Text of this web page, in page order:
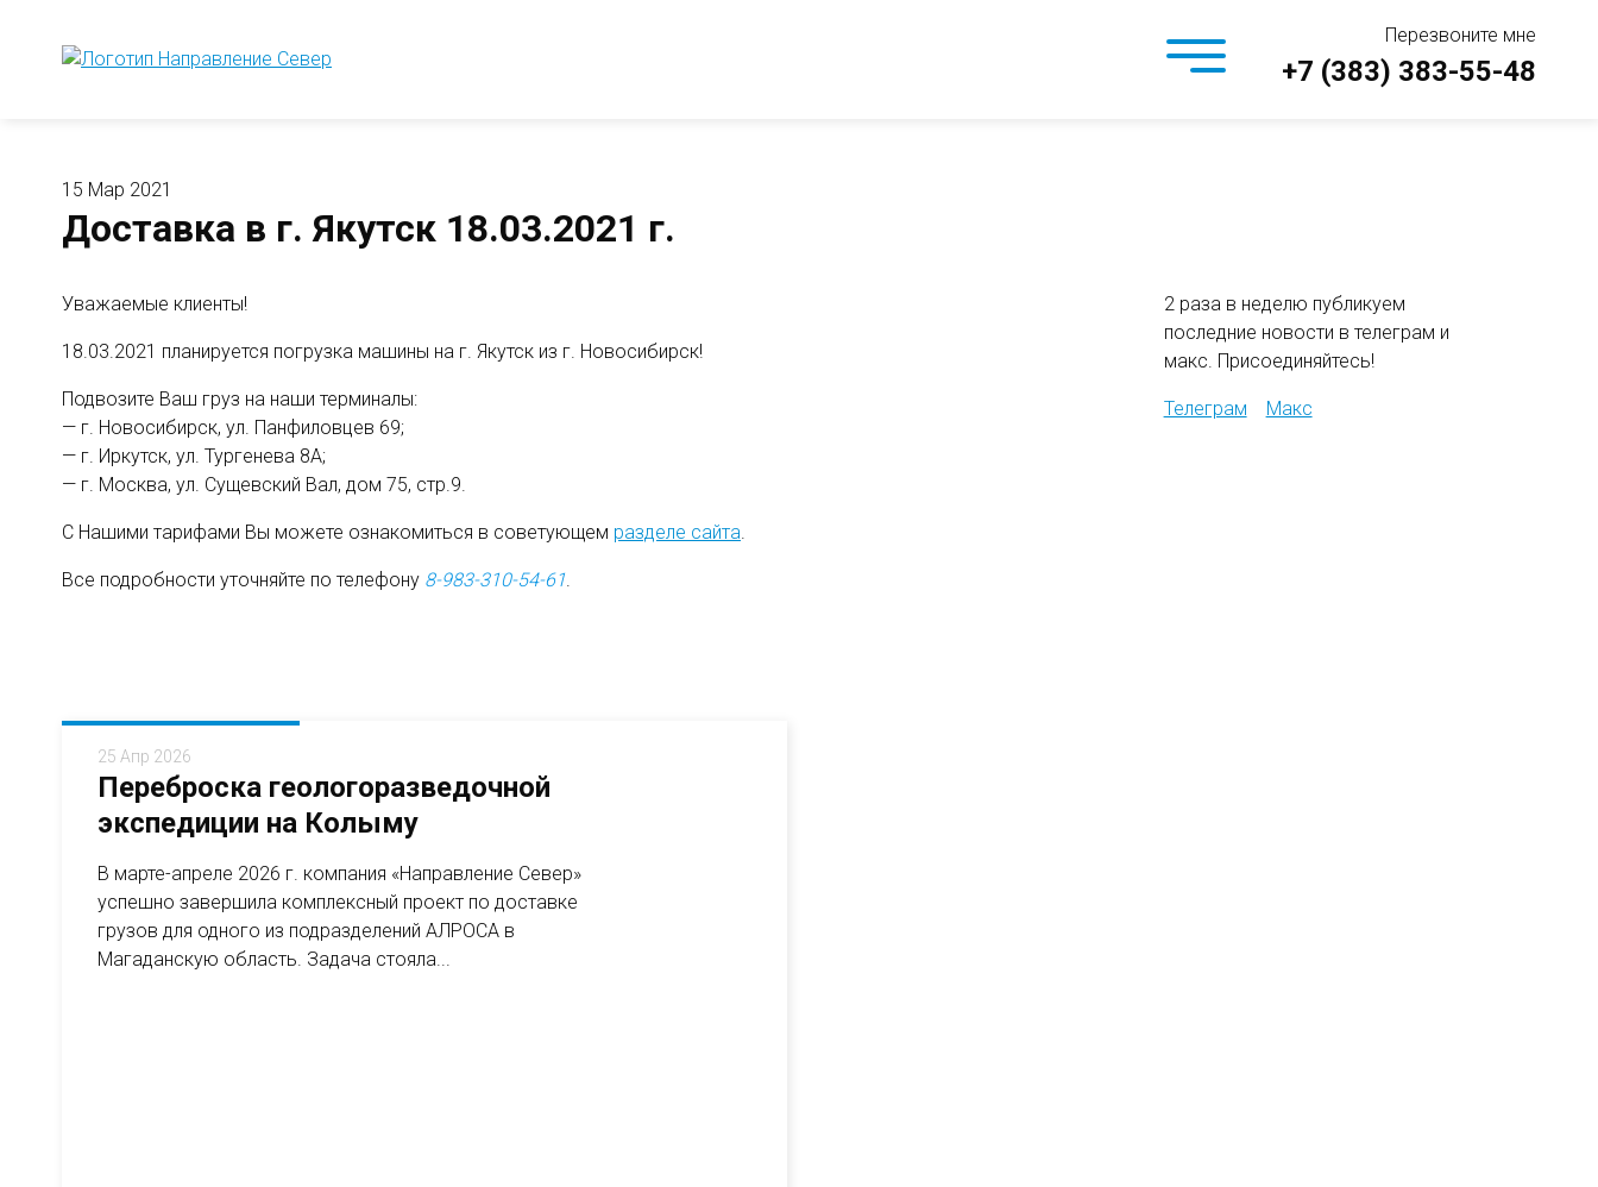
Перезвоните мне
+7 (383) 383-55-48
15 Мар 2021
Доставка в г. Якутск 18.03.2021 г.
Уважаемые клиенты!
18.03.2021 планируется погрузка машины на г. Якутск из г. Новосибирск!
Подвозите Ваш груз на наши терминалы:
— г. Новосибирск, ул. Панфиловцев 69;
— г. Иркутск, ул. Тургенева 8А;
— г. Москва, ул. Сущевский Вал, дом 75, стр.9.
С Нашими тарифами Вы можете ознакомиться в советующем разделе сайта.
Все подробности уточняйте по телефону 8-983-310-54-61.
2 раза в неделю публикуем
последние новости в телеграм и
макс. Присоединяйтесь!
Телеграм Макс
25 Апр 2026
Переброска геологоразведочной
экспедиции на Колыму
В марте-апреле 2026 г. компания «Направление Север»
успешно завершила комплексный проект по доставке
грузов для одного из подразделений АЛРОСА в
Магаданскую область. Задача стояла...